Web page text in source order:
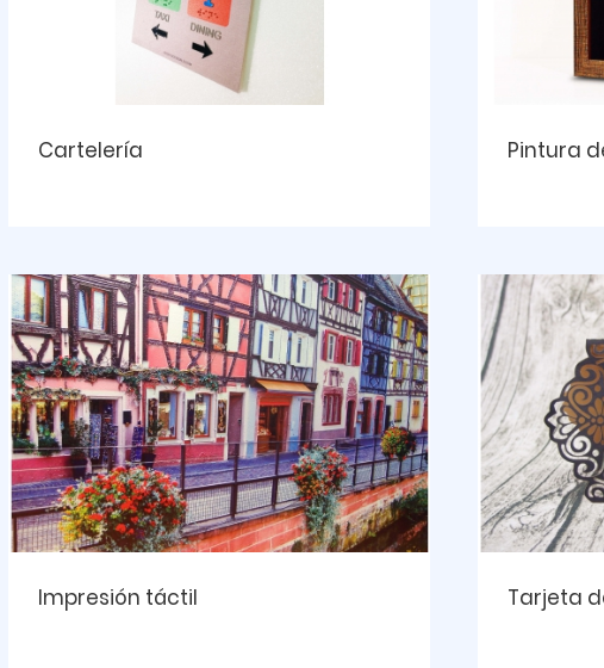
Cartelería Pintura
Impresión táctil Tarjeta